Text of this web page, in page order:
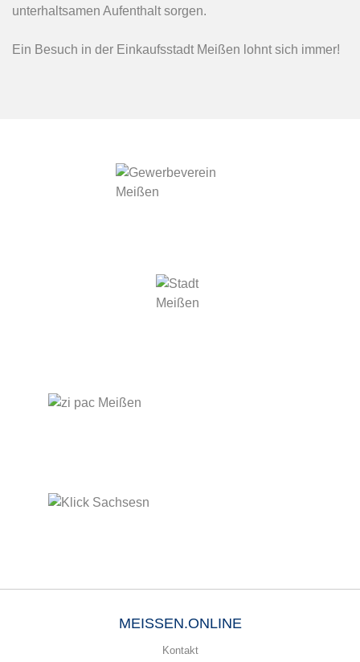
unterhaltsamen Aufenthalt sorgen.
Ein Besuch in der Einkaufsstadt Meißen lohnt sich immer!
MEISSEN.ONLINE
Kontakt